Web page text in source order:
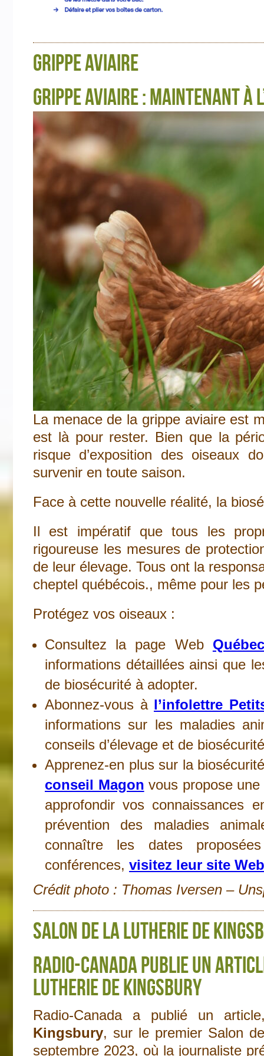
GRIPPE AVIAIRE
Grippe aviaire : maintenant
La menace de la grippe aviaire est
est là pour rester. Bien que la
risque d’exposition des oiseaux
survenir en toute saison.
Face à cette nouvelle réalité, la
Il est impératif que tous les
rigoureuse les mesures de
de leur élevage. Tous ont la
cheptel québécois., même pour les
Protégez vos oiseaux :
Consultez la page Web
informations détaillées ainsi que
de biosécurité à adopter.
Abonnez-vous à l’infolettre
informations sur les maladies
conseils d’élevage et de
Apprenez-en plus sur la
conseil Magon vous propose
approfondir vos connaissances
prévention des maladies
connaître les dates
conférences, visitez leur site Web
Crédit photo : Thomas Iversen –
Salon de la lutherie de
Radio-Canada publie un
lutherie de Kingsbury
Radio-Canada a publié un
Kingsbury, sur le premier Salon
septembre 2023, où la journaliste